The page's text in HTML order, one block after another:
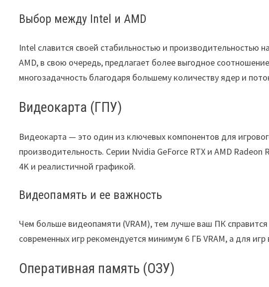
Выбор между Intel и AMD
Intel славится своей стабильностью и производительностью
AMD, в свою очередь, предлагает более выгодное
многозадачность благодаря большему количеству ядер и
Видеокарта (ГПУ)
Видеокарта — это один из ключевых компонентов для
производительность. Серии Nvidia GeForce RTX и AMD
4K и реалистичной графикой.
Видеопамять и ее важность
Чем больше видеопамяти (VRAM), тем лучше ваш ПК
современных игр рекомендуется минимум 6 ГБ VRAM, а для
Оперативная память (ОЗУ)